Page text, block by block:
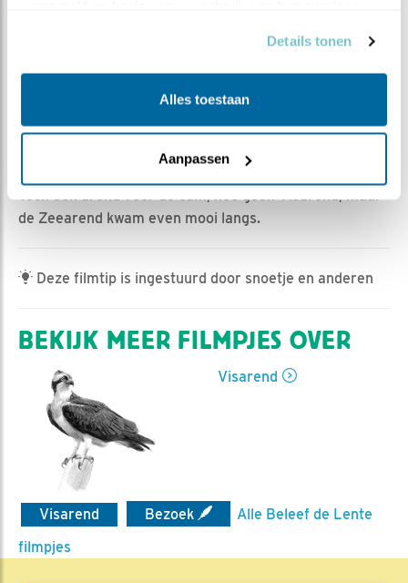
Details tonen
Alles toestaan
Aanpassen
Romke Visser | Geplaatst op 4 april 2025, 17:00 |
Bewaar dit filmpje |
Toch een arend voor de cam, nee geen Visarend, maar
de Zeearend kwam even mooi langs.
Deze filmtip is ingestuurd door snoetje en anderen
BEKIJK MEER FILMPJES OVER
Visarend
Visarend Bezoek
Alle Beleef de Lente
filmpjes